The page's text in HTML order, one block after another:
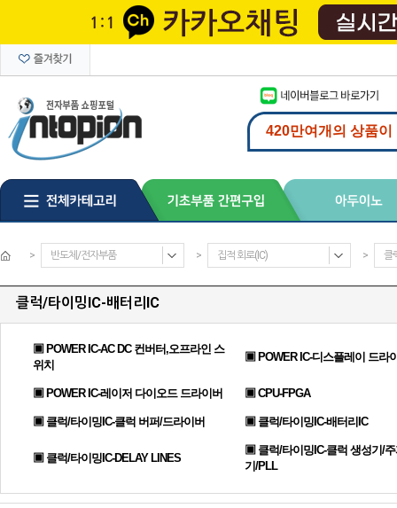
> 반도체/전자부품 > 집적 회로(IC) > 클
클럭/타이밍IC-배터리IC
▣ POWER IC-AC DC 컨버터,오프라인 스
위치
▣ POWER IC-디스플레이 드라
▣ POWER IC-레이저 다이오드 드라이버 ▣ CPU-FPGA
▣ 클럭/타이밍IC-클럭 버퍼/드라이버 ▣ 클럭/타이밍IC-배터리IC
▣ 클럭/타이밍IC-DELAY LINES
▣ 클럭/타이밍IC-클럭 생성기/
기/PLL